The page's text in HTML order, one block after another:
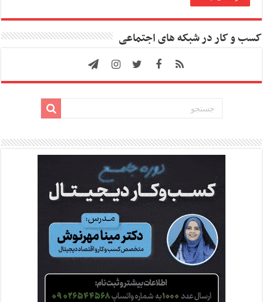
کسب و کار در شبکه های اجتماعی